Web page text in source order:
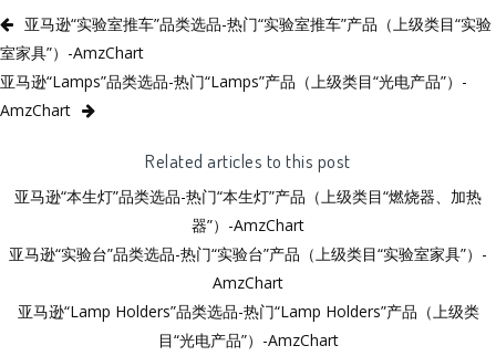
亚马逊“实验室推车”品类选品-热门“实验室推车”产品（上级类目“实验
室家具”）-AmzChart
亚马逊“Lamps”品类选品-热门“Lamps”产品（上级类目“光电产品”）-
AmzChart
Related articles to this post
亚马逊“本生灯”品类选品-热门“本生灯”产品（上级类目“燃烧器、加热
器”）-AmzChart
亚马逊“实验台”品类选品-热门“实验台”产品（上级类目“实验室家具”）-
AmzChart
亚马逊“Lamp Holders”品类选品-热门“Lamp Holders”产品（上级类
目“光电产品”）-AmzChart